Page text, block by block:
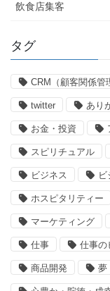
飲食店集客
タグ
CRM（顧客関係管
twitter あり
お金・投資
スピリチュアル
ビジネス
ホスピタリティー
マーケティング
仕事 仕事の
商品開発 夢